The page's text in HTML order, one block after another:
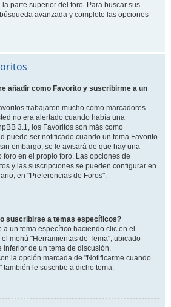
parte superior del foro. Para buscar sus
avanzada y complete las opciones
añadir como Favorito y suscribirme a un
trabajaron mucho como marcadores
no era alertado cuando había una
3.1, los Favoritos son más como
puede ser notificado cuando un tema Favorito
embargo, se le avisará de que hay una
foro en el propio foro. Las opciones de
y las suscripciones se pueden configurar en
en "Preferencias de Foros".
suscribirse a temas específicos?
a un tema específico haciendo clic en el
menú "Herramientas de Tema", ubicado
inferior de un tema de discusión.
la opción marcada de "Notificarme cuando
le suscribe a dicho tema.